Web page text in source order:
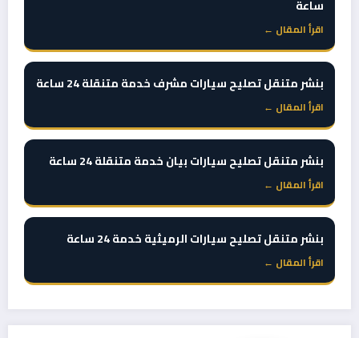
ساعة
اقرأ المقال ←
بنشر متنقل تصليح سيارات مشرف خدمة متنقلة 24 ساعة
اقرأ المقال ←
بنشر متنقل تصليح سيارات بيان خدمة متنقلة 24 ساعة
اقرأ المقال ←
بنشر متنقل تصليح سيارات الرميثية خدمة 24 ساعة
اقرأ المقال ←